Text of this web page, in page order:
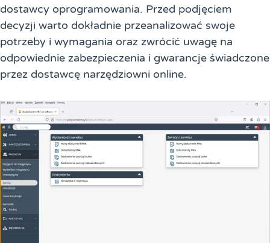
dostawcy oprogramowania. Przed podjęciem
decyzji warto dokładnie przeanalizować swoje
potrzeby i wymagania oraz zwrócić uwagę na
odpowiednie zabezpieczenia i gwarancje świadczone
przez dostawcę narzędziowni online.